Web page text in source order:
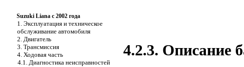
Suzuki Liana с 2002 года
1. Эксплуатация и техническое
обслуживание автомобиля
2. Двигатель
3. Трансмиссия
4. Ходовая часть
4.1. Диагностика неисправностей
4.2.3. Описание